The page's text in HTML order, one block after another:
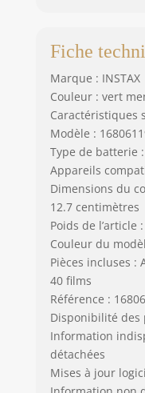
Fiche
Marque : INSTAX
Couleur : vert
Caractéristiques
Modèle :
Type de batterie
Appareils
Dimensions du
12.7 centimètres
Poids de l’article
Couleur du
Pièces incluses :
40 films
Référence :
Disponibilité des
Information
détachées
Mises à jour